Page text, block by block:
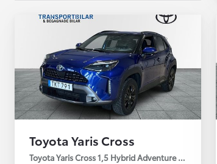
Från 360 900 kr
Från 3 548 kr/mån
Easy Billån
Toyota GR Supra
BENSIN
Toyota Yaris Cross
Toyota Yaris Cross 1,5 Hybrid Adventure Drag V-Hjul